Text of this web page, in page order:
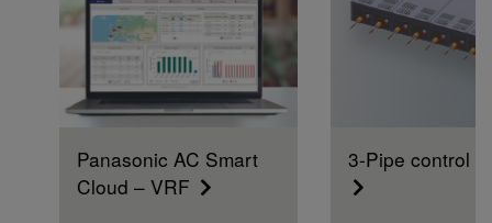
Panasonic AC Smart
Cloud – VRF
3-Pipe control